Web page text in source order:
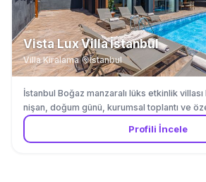
Vista Lux Villa İstanbul
Villa Kiralama· İstanbul
İstanbul Boğaz manzaralı lüks etkinlik
nişan, doğum günü, kurumsal toplantı ve
organizasyonları için özel villa. Infinity havuz,
mutfak, 5 yatak odası, geniş teras ve bahçe
Profili İncele